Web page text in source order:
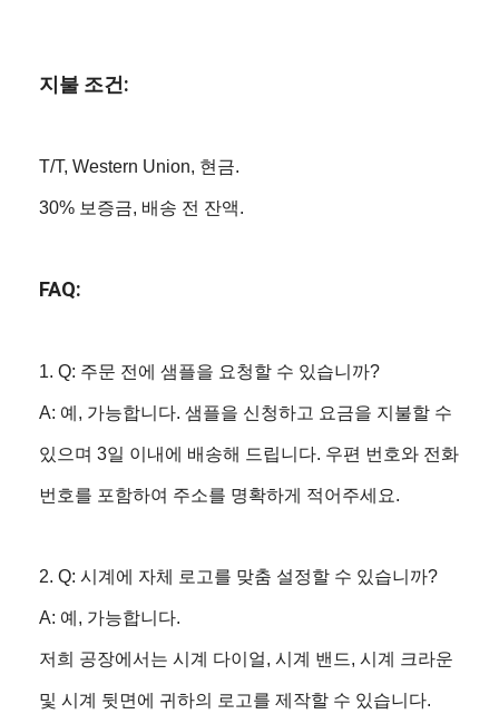
지불 조건:
T/T, Western Union, 현금.
30% 보증금, 배송 전 잔액.
FAQ:
1. Q: 주문 전에 샘플을 요청할 수 있습니까?
A: 예, 가능합니다. 샘플을 신청하고 요금을 지불할 수
있으며 3일 이내에 배송해 드립니다. 우편 번호와 전화
번호를 포함하여 주소를 명확하게 적어주세요.
2. Q: 시계에 자체 로고를 맞춤 설정할 수 있습니까?
A: 예, 가능합니다.
저희 공장에서는 시계 다이얼, 시계 밴드, 시계 크라운
및 시계 뒷면에 귀하의 로고를 제작할 수 있습니다.